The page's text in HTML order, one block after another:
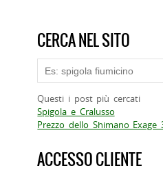
CERCA NEL SITO
Questi i post più cercati
Spigola e Cralusso
Prezzo dello Shimano Exage
ACCESSO CLIENTE